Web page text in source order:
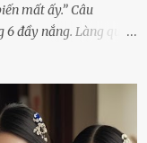
mất ấy.” Câu
đầy nắng. Làng quê
ông điềm đạm, ít nói,
lý cho chuyến đi biển
ngơi nhé, anh đưa